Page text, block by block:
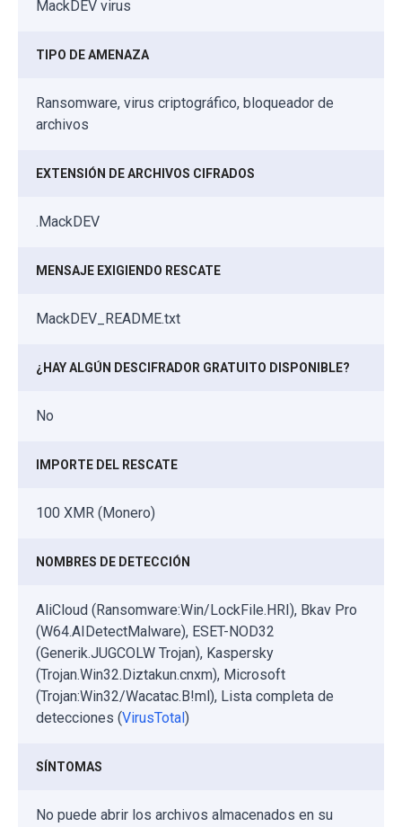
MackDEV virus
TIPO DE AMENAZA
Ransomware, virus criptográfico, bloqueador de
archivos
EXTENSIÓN DE ARCHIVOS CIFRADOS
.MackDEV
MENSAJE EXIGIENDO RESCATE
MackDEV_README.txt
¿HAY ALGÚN DESCIFRADOR GRATUITO DISPONIBLE?
No
IMPORTE DEL RESCATE
100 XMR (Monero)
NOMBRES DE DETECCIÓN
AliCloud (Ransomware:Win/LockFile.HRI), Bkav Pro
(W64.AIDetectMalware), ESET-NOD32
(Generik.JUGCOLW Trojan), Kaspersky
(Trojan.Win32.Diztakun.cnxm), Microsoft
(Trojan:Win32/Wacatac.B!ml), Lista completa de
detecciones (VirusTotal)
SÍNTOMAS
No puede abrir los archivos almacenados en su